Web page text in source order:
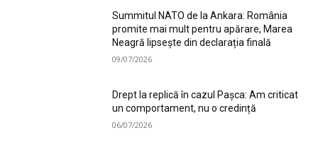
Summitul NATO de la Ankara: România
promite mai mult pentru apărare, Marea
Neagră lipsește din declarația finală
09/07/2026
Drept la replică în cazul Pașca: Am criticat
un comportament, nu o credință
06/07/2026